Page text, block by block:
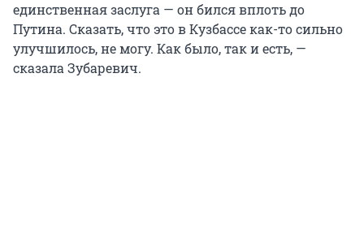
единственная заслуга — он бился вплоть до
Путина. Сказать, что это в Кузбассе как-то сильно
улучшилось, не могу. Как было, так и есть, —
сказала Зубаревич.